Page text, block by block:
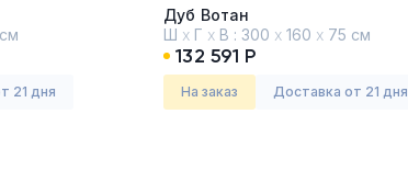
21 дня
Дуб Вотан
Ш х Г х В : 300 х 160 х 75 см
132 591 Р
На заказ Доставка от 21 дня